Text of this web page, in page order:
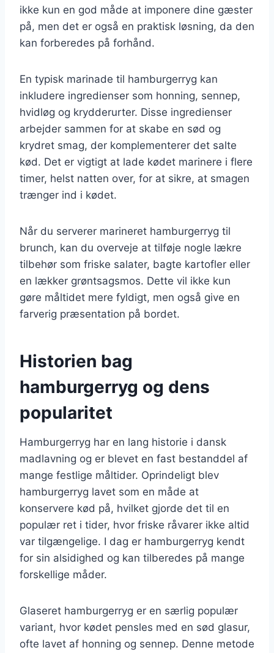
ikke kun en god måde at imponere dine gæster
på, men det er også en praktisk løsning, da den
kan forberedes på forhånd.
En typisk marinade til hamburgerryg kan
inkludere ingredienser som honning, sennep,
hvidløg og krydderurter. Disse ingredienser
arbejder sammen for at skabe en sød og
krydret smag, der komplementerer det salte
kød. Det er vigtigt at lade kødet marinere i flere
timer, helst natten over, for at sikre, at smagen
trænger ind i kødet.
Når du serverer marineret hamburgerryg til
brunch, kan du overveje at tilføje nogle lækre
tilbehør som friske salater, bagte kartofler eller
en lækker grøntsagsmos. Dette vil ikke kun
gøre måltidet mere fyldigt, men også give en
farverig præsentation på bordet.
Historien bag
hamburgerryg og dens
popularitet
Hamburgerryg har en lang historie i dansk
madlavning og er blevet en fast bestanddel af
mange festlige måltider. Oprindeligt blev
hamburgerryg lavet som en måde at
konservere kød på, hvilket gjorde det til en
populær ret i tider, hvor friske råvarer ikke altid
var tilgængelige. I dag er hamburgerryg kendt
for sin alsidighed og kan tilberedes på mange
forskellige måder.
Glaseret hamburgerryg er en særlig populær
variant, hvor kødet pensles med en sød glasur,
ofte lavet af honning og sennep. Denne metode